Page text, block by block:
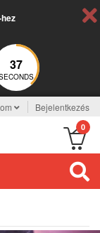
37
Bejelentkezés
0